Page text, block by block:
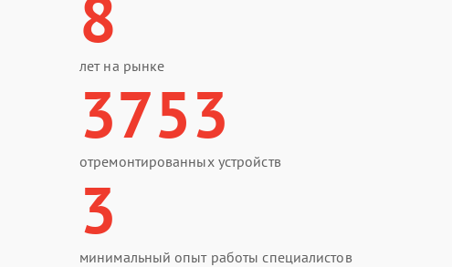
8
лет на рынке
3753
отремонтированных устройств
3
минимальный опыт работы специалистов